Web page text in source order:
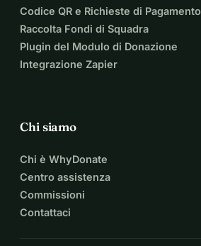
Codice QR e Richieste di Pagamento
Raccolta Fondi di Squadra
Plugin del Modulo di Donazione
Integrazione Zapier
Chi siamo
Chi è WhyDonate
Centro assistenza
Commissioni
Contattaci